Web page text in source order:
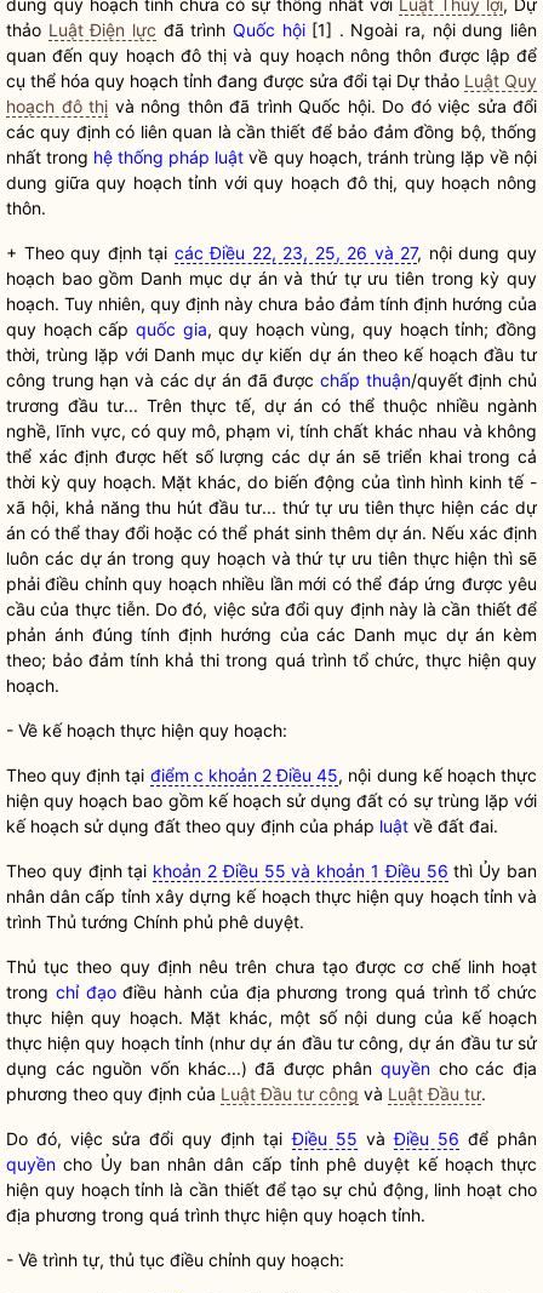
dung quy hoạch tỉnh chưa có sự thống nhất với Luật Thủy lợi, Dự
thảo Luật Điện lực đã trình Quốc hội[1] . Ngoài ra, nội dung liên
quan đến quy hoạch đô thị và quy hoạch nông thôn được lập để
cụ thể hóa quy hoạch tỉnh đang được sửa đổi tại Dự thảo Luật Quy
hoạch đô thị và nông thôn đã trình Quốc hội. Do đó việc sửa đổi
các quy định có liên quan là cần thiết để bảo đảm đồng bộ, thống
nhất trong hệ thống pháp luật về quy hoạch, tránh trùng lặp về nội
dung giữa quy hoạch tỉnh với quy hoạch đô thị, quy hoạch nông
thôn.
+ Theo quy định tại các Điều 22, 23, 25, 26 và 27, nội dung quy
hoạch bao gồm Danh mục dự án và thứ tự ưu tiên trong kỳ quy
hoạch. Tuy nhiên, quy định này chưa bảo đảm tính định hướng của
quy hoạch cấp quốc gia, quy hoạch vùng, quy hoạch tỉnh; đồng
thời, trùng lặp với Danh mục dự kiến dự án theo kế hoạch đầu tư
công trung hạn và các dự án đã được chấp thuận/quyết định chủ
trương đầu tư... Trên thực tế, dự án có thể thuộc nhiều ngành
nghề, lĩnh vực, có quy mô, phạm vi, tính chất khác nhau và không
thể xác định được hết số lượng các dự án sẽ triển khai trong cả
thời kỳ quy hoạch. Mặt khác, do biến động của tình hình kinh tế -
xã hội, khả năng thu hút đầu tư... thứ tự ưu tiên thực hiện các dự
án có thể thay đổi hoặc có thể phát sinh thêm dự án. Nếu xác định
luôn các dự án trong quy hoạch và thứ tự ưu tiên thực hiện thì sẽ
phải điều chỉnh quy hoạch nhiều lần mới có thể đáp ứng được yêu
cầu của thực tiễn. Do đó, việc sửa đổi quy định này là cần thiết để
phản ánh đúng tính định hướng của các Danh mục dự án kèm
theo; bảo đảm tính khả thi trong quá trình tổ chức, thực hiện quy
hoạch.
- Về kế hoạch thực hiện quy hoạch:
Theo quy định tại điểm c khoản 2 Điều 45, nội dung kế hoạch thực
hiện quy hoạch bao gồm kế hoạch sử dụng đất có sự trùng lặp với
kế hoạch sử dụng đất theo quy định của pháp luật về đất đai.
Theo quy định tại khoản 2 Điều 55 và khoản 1 Điều 56 thì Ủy ban
nhân dân cấp tỉnh xây dựng kế hoạch thực hiện quy hoạch tỉnh và
trình Thủ tướng Chính phủ phê duyệt.
Thủ tục theo quy định nêu trên chưa tạo được cơ chế linh hoạt
trong chỉ đạođiều hành của địa phương trong quá trình tổ chức
thực hiện quy hoạch. Mặt khác, một số nội dung của kế hoạch
thực hiện quy hoạch tỉnh (như dự án đầu tư công, dự án đầu tư sử
dụng các nguồn vốn khác...) đã được phânquyền cho các địa
phương theo quy định của Luật Đầu tư công và Luật Đầu tư.
Do đó, việc sửa đổi quy định tạiĐiều 55 vàĐiều 56 để phân
quyền cho Ủy ban nhân dân cấp tỉnh phê duyệt kế hoạch thực
hiện quy hoạch tỉnh là cần thiết để tạo sự chủ động, linh hoạt cho
địa phương trong quá trình thực hiện quy hoạch tỉnh.
- Về trình tự, thủ tục điều chỉnh quy hoạch: